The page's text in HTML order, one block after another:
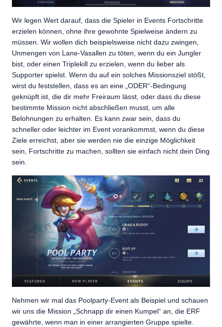
Wir legen Wert darauf, dass die Spieler in Events Fortschritte
erzielen können, ohne ihre gewohnte Spielweise ändern zu
müssen. Wir wollen dich beispielsweise nicht dazu zwingen,
Unmengen von Lane-Vasallen zu töten, wenn du ein Jungler
bist, oder einen Triplekill zu erzielen, wenn du lieber als
Supporter spielst. Wenn du auf ein solches Missionsziel stößt,
wirst du feststellen, dass es an eine „ODER“-Bedingung
geknüpft ist, die dir mehr Freiraum lässt, oder dass du diese
bestimmte Mission nicht abschließen musst, um alle
Belohnungen zu erhalten. Es kann zwar sein, dass du
schneller oder leichter im Event vorankommst, wenn du diese
Ziele erreichst, aber sie werden nie die einzige Möglichkeit
sein, Fortschritte zu machen, sollten sie einfach nicht dein Ding
sein.
Nehmen wir mal das Poolparty-Event als Beispiel und schauen
wir uns die Mission „Schnapp dir einen Kumpel“ an, die ERF
gewährte, wenn man in einer arrangierten Gruppe spielte.